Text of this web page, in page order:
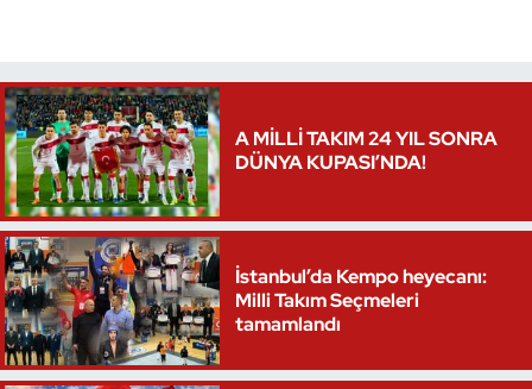
A MİLLİ TAKIM 24 YIL SONRA
DÜNYA KUPASI’NDA!
İstanbul’da Kempo heyecanı:
Milli Takım Seçmeleri
tamamlandı
Voleybol
Vücut Geliştirme Fitness
Wushu Kungfu
Yelken
Yüzme